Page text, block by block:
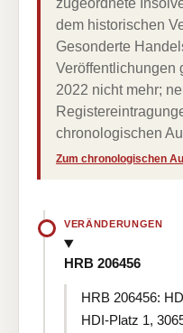
zugeordnete
dem historischen
Gesonderte
Veröffentlichungen
2022 nicht mehr;
chronologischen
Zum chronologischen
VERÄNDERUNGEN
HRB 206456
HRB 206456:
HDI-Platz 1,